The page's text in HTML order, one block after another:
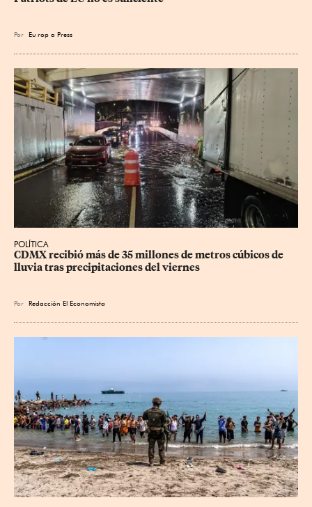
Por Eu rop a Press
POLÍTICA
CDMX recibió más de 35 millones de metros cúbicos de
lluvia tras precipitaciones del viernes
Por Redacción El Economista